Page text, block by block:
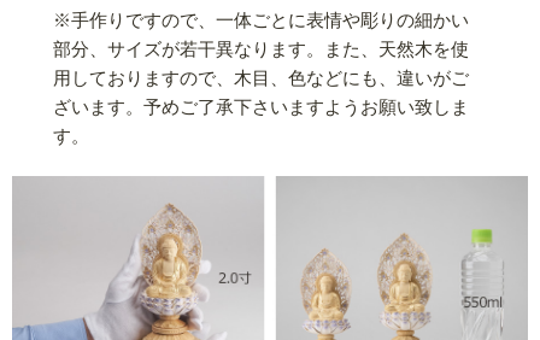
※手作りですので、一体ごとに表情や彫りの細かい
部分、サイズが若干異なります。また、天然木を使
用しておりますので、木目、色などにも、違いがご
ざいます。予めご了承下さいますようお願い致しま
す。